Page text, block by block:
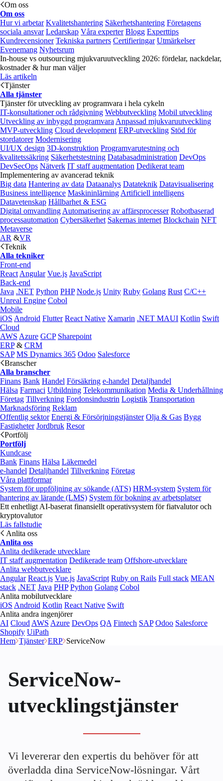
Om oss
Om oss
Hur vi arbetar Kvalitetshantering Säkerhetshantering Företagens
sociala ansvar Ledarskap Våra experter Blogg Experttips
Kundrecensioner Tekniska partners Certifieringar Utmärkelser
Evenemang Nyhetsrum
In-house vs outsourcing mjukvaruutveckling 2026: fördelar, nackdelar,
kostnader & hur man väljer
Läs artikeln
Tjänster
Alla tjänster
Tjänster för utveckling av programvara i hela cykeln
IT-konsultationer och rådgivning Webbutveckling Mobil utveckling
Utveckling av inbyggd programvara Anpassad mjukvaruutveckling
MVP-utveckling Cloud development ERP-utveckling Stöd för
stordatorer Modernisering
UI/UX design 3D-konstruktion Programvarutestning och
kvalitetssäkring Säkerhetstestning Databasadministration DevOps
DevSecOps Nätverk IT staff augmentation Dedikerat team
Implementering av avancerad teknik
Big data Hantering av data Dataanalys Datateknik Datavisualisering
Business intelligence Maskininlärning Artificiell intelligens
Datavetenskap Hållbarhet & ESG
Digital omvandling Automatisering av affärsprocesser Robotbaserad
processautomation Cybersäkerhet Sakernas internet Blockchain NFT
Metaverse
AR &VR
Teknik
Alla tekniker
Front-end
React Angular Vue.js JavaScript
Back-end
Java .NET Python PHP Node.js Unity Ruby Golang Rust C/C++
Unreal Engine Cobol
Mobile
iOS Android Flutter React Native Xamarin .NET MAUI Kotlin Swift
Cloud
AWS Azure GCP Sharepoint
ERP& CRM
SAP MS Dynamics 365 Odoo Salesforce
Branscher
Alla branscher
Finans Bank Handel Försäkring e‑handel Detaljhandel
Hälsa Farmaci Utbildning Telekommunikation Media & Underhållning
Företag Tillverkning Fordonsindustrin Logistik Transportation
Marknadsföring Reklam
Offentlig sektor Energi & Försörjningstjänster Olja & Gas Bygg
Fastigheter Jordbruk Resor
Portfölj
Portfölj
Kundcase
Bank Finans Hälsa Läkemedel
e‑handel Detaljhandel Tillverkning Företag
Våra plattformar
System för uppföljning av sökande (ATS) HRM-system System för
hantering av lärande (LMS) System för bokning av arbetsplatser
Ett enhetligt AI-baserat finansiellt operativsystem för fiatvalutor och
kryptovalutor
Läs fallstudie
Anlita oss
Anlita oss
Anlita dedikerade utvecklare
IT staff augmentation Dedikerade team Offshore-utvecklare
Anlita webbutvecklare
Angular React.js Vue.js JavaScript Ruby on Rails Full stack MEAN
stack .NET Java PHP Python Golang Cobol
Anlita mobilutvecklare
iOS Android Kotlin React Native Swift
Anlita andra ingenjörer
AI Cloud AWS Azure DevOps QA Fintech SAP Odoo Salesforce
Shopify UiPath
Hem Tjänster ERP ServiceNow
ServiceNow-
utvecklingstjänster
Vi levererar den expertis du behöver för att
överladda dina ServiceNow-lösningar. Vårt